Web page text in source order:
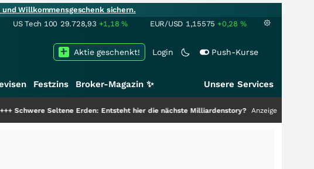
Willkommensgeschenk sichern.
US Tech 100 29.728,93 +1,18% EUR/USD 1,15575 +0,28 %
Login Push-Kurse
Aktie geschenkt!
Festzins Broker-Magazin ✨ Unsere Services
Seltene Erden: Entsteht hier die nächste Milliardenstory?+++ Anzeige